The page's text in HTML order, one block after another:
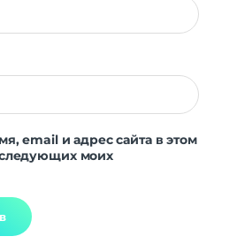
email и адрес сайта в этом
моих